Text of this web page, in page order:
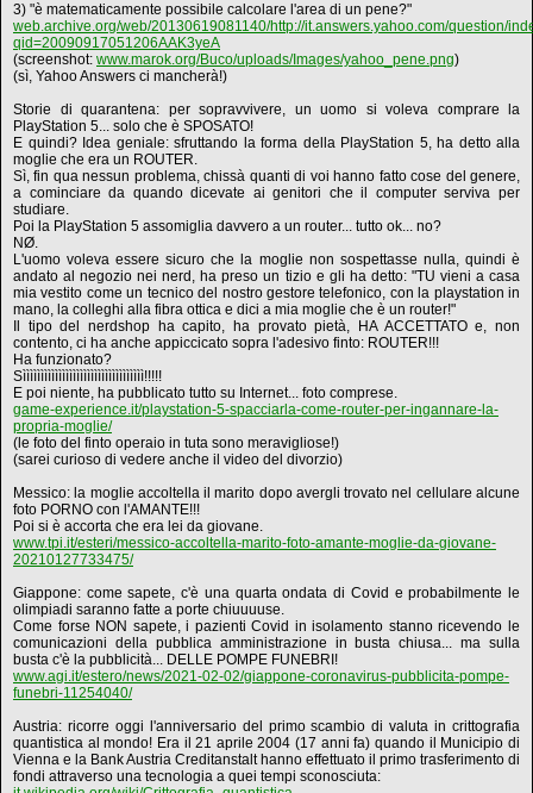
3) "è matematicamente possibile calcolare l'area di un pene?"
web.archive.org/web/20130619081140/http://it.answers.yahoo.com/question/
qid=20090917051206AAK3yeA
(screenshot: www.marok.org/Buco/uploads/Images/yahoo_pene.png)
(sì, Yahoo Answers ci mancherà!)
Storie di quarantena: per sopravvivere, un uomo si voleva comprare la
PlayStation 5... solo che è SPOSATO!
E quindi? Idea geniale: sfruttando la forma della PlayStation 5, ha detto alla
moglie che era un ROUTER.
Sì, fin qua nessun problema, chissà quanti di voi hanno fatto cose del genere,
a cominciare da quando dicevate ai genitori che il computer serviva per
studiare.
Poi la PlayStation 5 assomiglia davvero a un router... tutto ok... no?
NØ.
L'uomo voleva essere sicuro che la moglie non sospettasse nulla, quindi è
andato al negozio nei nerd, ha preso un tizio e gli ha detto: "TU vieni a casa
mia vestito come un tecnico del nostro gestore telefonico, con la playstation in
mano, la colleghi alla fibra ottica e dici a mia moglie che è un router!"
Il tipo del nerdshop ha capito, ha provato pietà, HA ACCETTATO e, non
contento, ci ha anche appiccicato sopra l'adesivo finto: ROUTER!!!
Ha funzionato?
Sìììììììììììììììììììììììììììììììììì!!!!!
E poi niente, ha pubblicato tutto su Internet... foto comprese.
game-experience.it/playstation-5-spacciarla-come-router-per-ingannare-la-
propria-moglie/
(le foto del finto operaio in tuta sono meravigliose!)
(sarei curioso di vedere anche il video del divorzio)
Messico: la moglie accoltella il marito dopo avergli trovato nel cellulare alcune
foto PORNO con l'AMANTE!!!
Poi si è accorta che era lei da giovane.
www.tpi.it/esteri/messico-accoltella-marito-foto-amante-moglie-da-giovane-
20210127733475/
Giappone: come sapete, c'è una quarta ondata di Covid e probabilmente le
olimpiadi saranno fatte a porte chiuuuuse.
Come forse NON sapete, i pazienti Covid in isolamento stanno ricevendo le
comunicazioni della pubblica amministrazione in busta chiusa... ma sulla
busta c'è la pubblicità... DELLE POMPE FUNEBRI!
www.agi.it/estero/news/2021-02-02/giappone-coronavirus-pubblicita-pompe-
funebri-11254040/
Austria: ricorre oggi l'anniversario del primo scambio di valuta in crittografia
quantistica al mondo! Era il 21 aprile 2004 (17 anni fa) quando il Municipio di
Vienna e la Bank Austria Creditanstalt hanno effettuato il primo trasferimento di
fondi attraverso una tecnologia a quei tempi sconosciuta: